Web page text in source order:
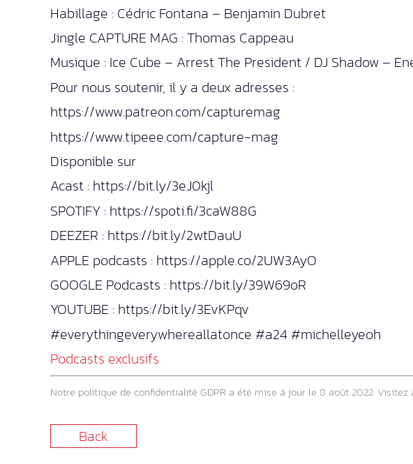
Habillage : Cédric Fontana – Benjamin Dubret
Jingle CAPTURE MAG : Thomas Cappeau
Musique : Ice Cube – Arrest The President / DJ Shadow –
Pour nous soutenir, il y a deux adresses :
https://www.patreon.com/capturemag
https://www.tipeee.com/capture-mag
Disponible sur
Acast : https://bit.ly/3eJ0kjl
SPOTIFY : https://spoti.fi/3caW88G
DEEZER : https://bit.ly/2wtDauU
APPLE podcasts : https://apple.co/2UW3AyO
GOOGLE Podcasts : https://bit.ly/39W69oR
YOUTUBE : https://bit.ly/3EvKPqv
#everythingeverywhereallatonce #a24 #michelleyeoh
Podcasts exclusifs
Notre politique de confidentialité GDPR a été mise à jour le 8 août 2022. Visitez
Back